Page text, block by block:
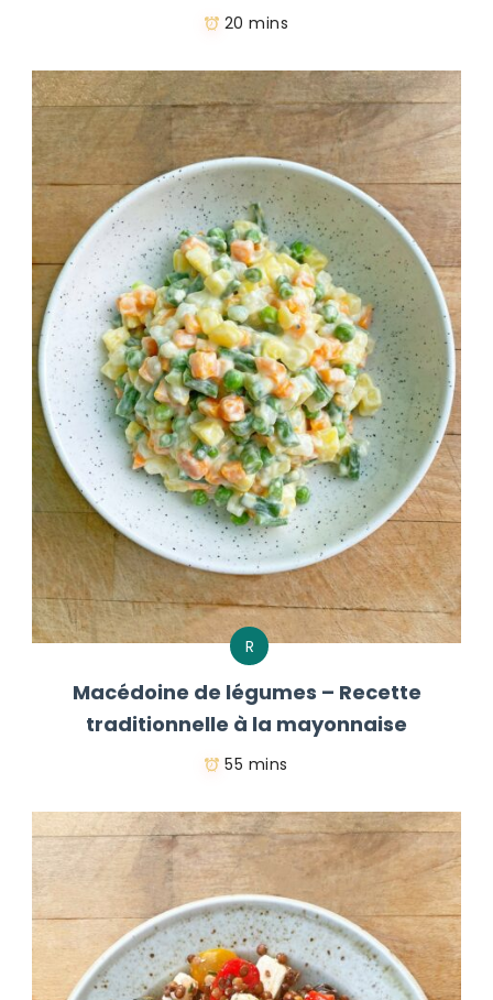
20 mins
R
Macédoine de légumes – Recette
traditionnelle à la mayonnaise
55 mins